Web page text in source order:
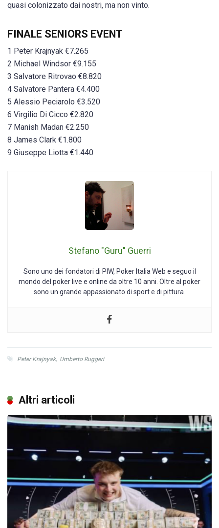
quasi colonizzato dai nostri, ma non vinto.
FINALE SENIORS EVENT
1 Peter Krajnyak €7.265
2 Michael Windsor €9.155
3 Salvatore Ritrovao €8.820
4 Salvatore Pantera €4.400
5 Alessio Peciarolo €3.520
6 Virgilio Di Cicco €2.820
7 Manish Madan €2.250
8 James Clark €1.800
9 Giuseppe Liotta €1.440
Stefano "Guru" Guerri
Sono uno dei fondatori di PIW, Poker Italia Web e seguo il
mondo del poker live e online da oltre 10 anni. Oltre al poker
sono un grande appassionato di sport e di pittura.
Peter Krajnyak, Umberto Ruggeri
Altri articoli